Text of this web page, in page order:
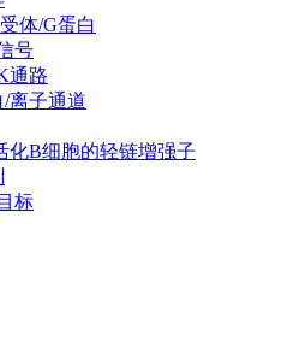
体/G蛋白
号
通路
离子通道
化B细胞的轻链增强子
标